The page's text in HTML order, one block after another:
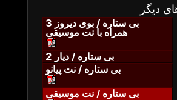
دیگر
بی ستاره / بوی دیروز 3
همراه با نت موسیقی
بی ستاره / دیار 2
بی ستاره / نت پیانو
بی ستاره / نت موسیقی